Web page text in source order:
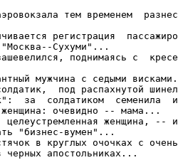
тем временем
регистрация
"Москва--Сухуми"...
поднимаясь с
мужчина с седыми
под распахнутой
за  солдатиком  семенила
женщина: очевидно -- мама...
целеустремленная женщина, --
"бизнес-вумен"...
в круглых очочках с
черных апостольниках...